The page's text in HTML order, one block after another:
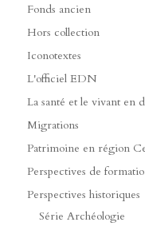
Fonds ancien
Hors collection
Iconotextes
L'officiel EDN
La santé et le vivant en
Migrations
Patrimoine en région
Perspectives de
Perspectives historiques
Série Archéologie